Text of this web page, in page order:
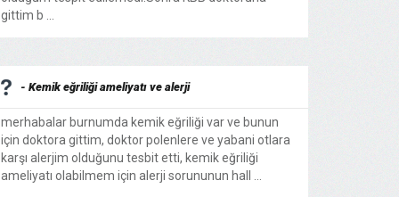
gittim b ...
- Kemik eğriliği ameliyatı ve alerji
merhabalar burnumda kemik eğriliği var ve bunun
için doktora gittim, doktor polenlere ve yabani otlara
karşı alerjim olduğunu tesbit etti, kemik eğriliği
ameliyatı olabilmem için alerji sorununun hall ...